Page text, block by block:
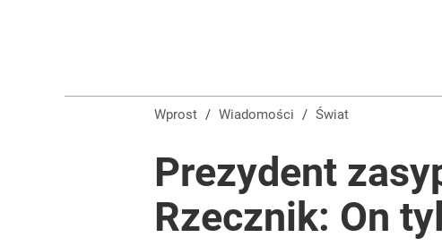
Wprost / Wiadomości / Świat
Prezydent
Rzecznik: On